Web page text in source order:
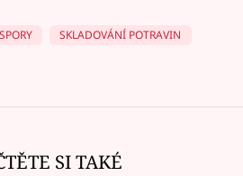
SKLADOVÁNÍ POTRAVIN
SI TAKÉ